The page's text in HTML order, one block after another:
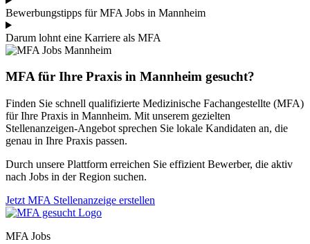
Bewerbungstipps für MFA Jobs in Mannheim
Darum lohnt eine Karriere als MFA
MFA für Ihre Praxis in Mannheim gesucht?
Finden Sie schnell qualifizierte Medizinische Fachangestellte (MFA)
für Ihre Praxis in Mannheim. Mit unserem gezielten
Stellenanzeigen-Angebot sprechen Sie lokale Kandidaten an, die
genau in Ihre Praxis passen.
Durch unsere Plattform erreichen Sie effizient Bewerber, die aktiv
nach Jobs in der Region suchen.
Jetzt MFA Stellenanzeige erstellen
MFA Jobs